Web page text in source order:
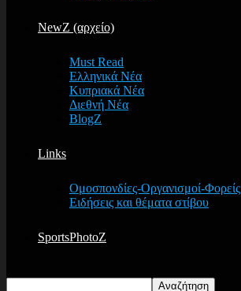
NewZ (αρχείο)
Must Read
Ελληνικά Νέα
Κυπριακά Νέα
Διεθνή Νέα
BlogZ
Links
Ομοσπονδίες-Οργανισμοί-Φορείς
Ειδήσεις και θέματα στίβου
SportsPhotoZ